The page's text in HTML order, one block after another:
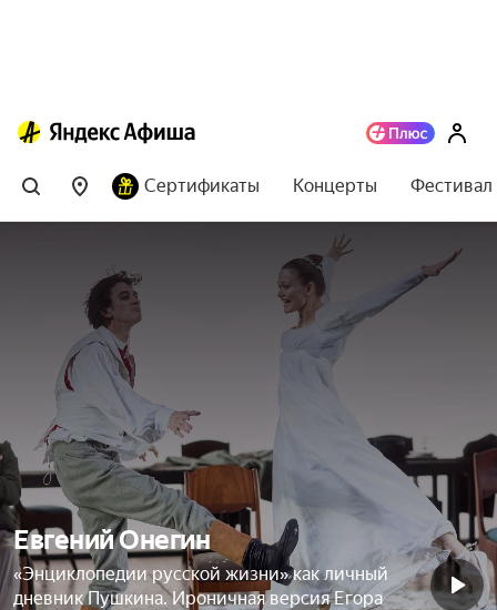
Сертификаты Концерты
Евгений Онегин
«Энциклопедии русской жизни» как личный
дневник Пушкина. Ироничная версия Егора